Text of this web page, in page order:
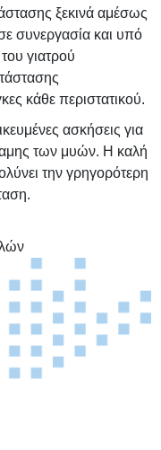
ξεκινά αμέσως
συνεργασία και υπό
γιατρού
κάθε περιστατικού.
ασκήσεις για
των μυών. Η καλή
την γρηγορότερη